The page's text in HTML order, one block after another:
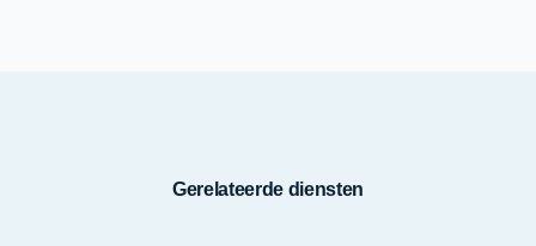
Gerelateerde diensten